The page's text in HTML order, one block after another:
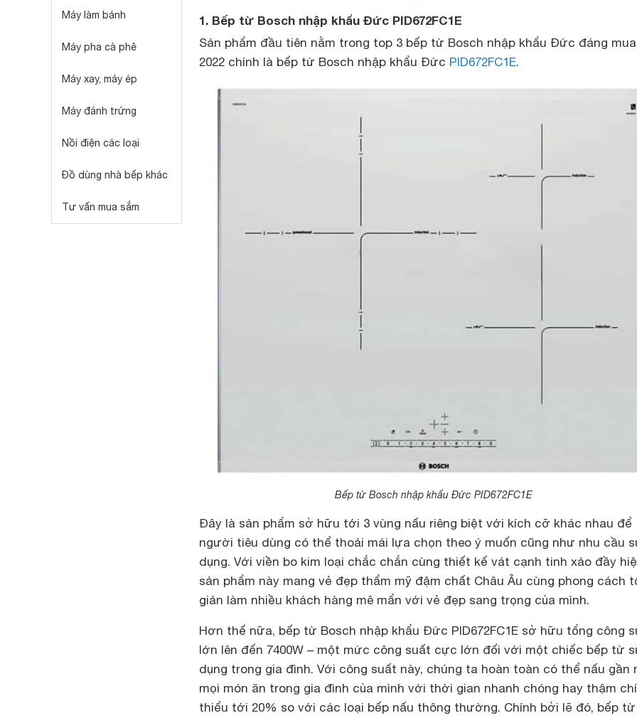
Máy làm bánh
Máy pha cà phê
Máy xay, máy ép
Máy đánh trứng
Nồi điện các loại
Đồ dùng nhà bếp khác
Tư vấn mua sắm
1. Bếp từ Bosch nhập khẩu Đức PID672FC1E
Sản phẩm đầu tiên nằm trong top 3 bếp từ Bosch nhập khẩu Đức đáng
2022 chính là bếp từ Bosch nhập khẩu Đức PID672FC1E.
Bếp từ Bosch nhập khẩu Đức PID672FC1E
Đây là sản phẩm sở hữu tới 3 vùng nấu riêng biệt với kích cỡ khác nhau để
người tiêu dùng có thể thoải mái lựa chọn theo ý muốn cũng như nhu cầu
dụng. Với viền bo kim loại chắc chắn cùng thiết kế vát cạnh tinh xảo đầy
sản phẩm này mang vẻ đẹp thẩm mỹ đậm chất Châu Âu cùng phong cách
giản làm nhiều khách hàng mê mẩn với vẻ đẹp sang trọng của mình.
Hơn thế nữa, bếp từ Bosch nhập khẩu Đức PID672FC1E sở hữu tổng công
lớn lên đến 7400W – một mức công suất cực lớn đối với một chiếc bếp từ
dụng trong gia đình. Với công suất này, chúng ta hoàn toàn có thể nấu gần
mọi món ăn trong gia đình của mình với thời gian nhanh chóng hay thậm
thiểu tới 20% so với các loại bếp nấu thông thường. Chính bởi lẽ đó, bếp từ